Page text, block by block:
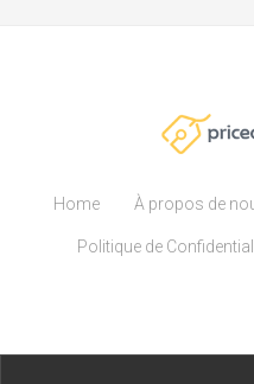
Home À propos de
Politique de